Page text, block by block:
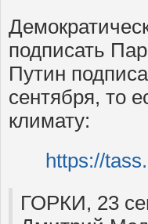
подписать
Путин
сентября, то
климату:
https://
ГОРКИ, 23